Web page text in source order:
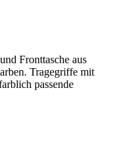
Fronttasche aus
Tragegriffe mit
passende